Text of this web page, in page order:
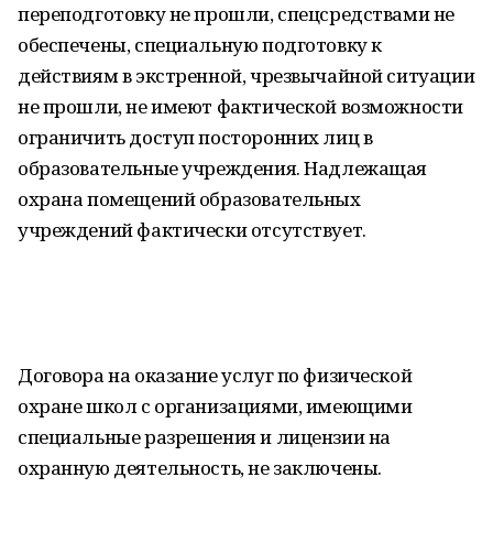
переподготовку не прошли, спецсредствами не
обеспечены, специальную подготовку к
действиям в экстренной, чрезвычайной ситуации
не прошли, не имеют фактической возможности
ограничить доступ посторонних лиц в
образовательные учреждения. Надлежащая
охрана помещений образовательных
учреждений фактически отсутствует.
Договора на оказание услуг по физической
охране школ с организациями, имеющими
специальные разрешения и лицензии на
охранную деятельность, не заключены.